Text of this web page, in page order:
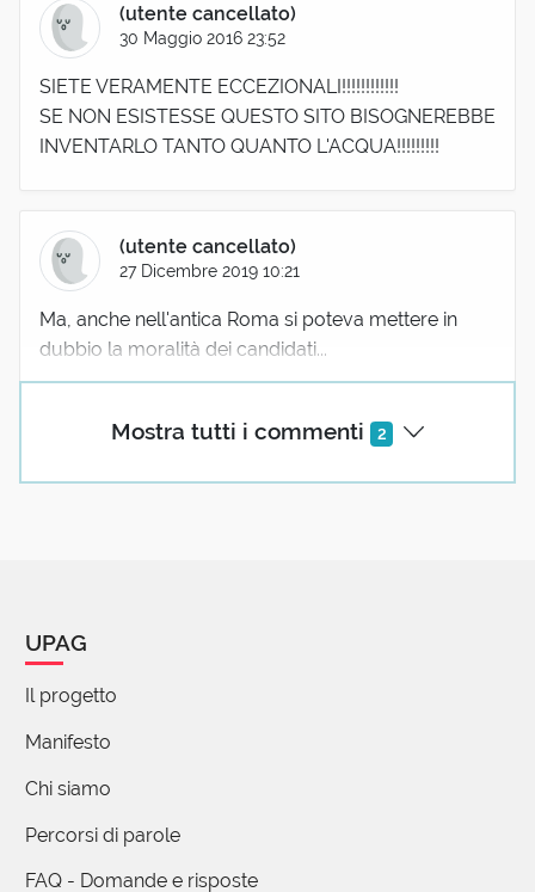
Mostra tutti i commenti 2
(utente cancellato)
30 Maggio 2016 23:52
SIETE VERAMENTE ECCEZIONALI!!!!!!!!!!!!
SE NON ESISTESSE QUESTO SITO BISOGNEREBBE
INVENTARLO TANTO QUANTO L'ACQUA!!!!!!!!!
(utente cancellato)
27 Dicembre 2019 10:21
Ma, anche nell'antica Roma si poteva mettere in
dubbio la moralità dei candidati...
UPAG
Il progetto
Manifesto
Chi siamo
Percorsi di parole
FAQ - Domande e risposte